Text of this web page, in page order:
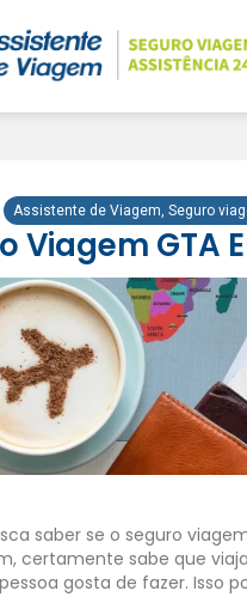
Assistente de Viagem, Seguro
Viagem GTA
saber se o seguro
certamente sabe que
gosta de fazer. Isso